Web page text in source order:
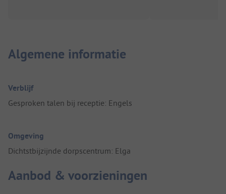
Algemene informatie
Verblijf
Gesproken talen bij receptie: Engels
Omgeving
Dichtstbijzijnde dorpscentrum: Elga
Aanbod & voorzieningen